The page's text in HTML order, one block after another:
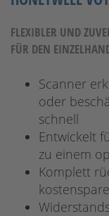
FLEXIBLER UND
FÜR DEN
Scanner
oder
schnell
Entwickelt
zu einem
Komplett